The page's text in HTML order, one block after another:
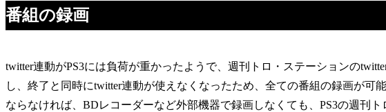
番組の録画
twitter連動がPS3には負荷が重かったようで、週刊トロ・ステーションの
し、終了と同時にtwitter連動が使えなくなったため、全ての番組の録画が可
ならなければ、BDレコーダーなど外部機器で録画しなくても、PS3の週刊